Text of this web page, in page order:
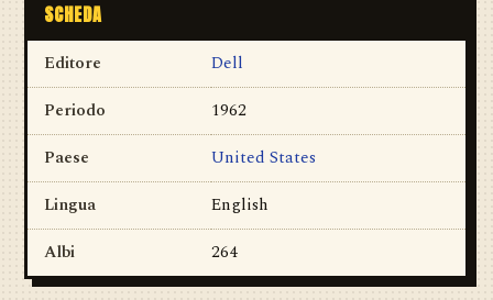
SCHEDA
Editore
Dell
Periodo
1962
Paese
United States
Lingua
English
Albi
264